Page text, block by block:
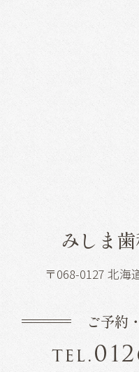
みしま
〒068-0127 北海
ご予約
tel.